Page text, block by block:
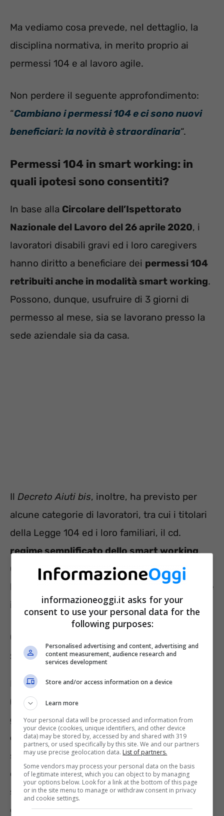
Ma vediamo cosa prevede, nel dettaglio, la
disciplina normativa, in merito proprio ai
permessi 104 e al lavoro agile.
Non perdere il seguente approfondimento:
“Cambiano i permessi 104 e ci sono nuovi
beneficiari: la novità è straordinaria“.
Permessi 104 in smart working: in
quali ipotesi sono consentiti?
In base alla Circolare dell’Ispettorato
Nazionale del Lavoro del 26 aprile 2020, i
lavoratori disabili gravi ed i loro caregivers
hanno diritto a beneficiare dei permessi 104
retribuiti anche in modalità smart working.
Possono, dunque, usufruire di 3 giorni di
permesso al mese, sia se lavorano presso la
sede aziendale sia da casa.
Il Decreto Aiuti bis, inoltre, ha previsto per
alcune categorie di lavoratori, tra cui i titolari
della Legge 104 ed i loro familiari, il cd.
regime semplificato dello smart working.
Questo significa che tali soggetti sono
legittimati a richiedere il lavoro agile anche se
il datore di lavoro non lo prevede.
Chi ha diritto ai permessi 104 in
smart working?
La Legge 104 stabilisce che i dipendenti
(pubblici e privati) possono beneficiare di
giorni al mese di permesso retribuito e
coperto da contribuzione figurativa. Lo
scopo di tale agevolazione è quello di
consentire al dipendente di coniugare lo
svolgimento dell’attività lavorativa con le
esigenze di assistenza di un familiare disabile
informazioneoggi.it asks for your
consent to use your personal data for the
following purposes:
Personalised advertising and content, advertising and
content measurement, audience research and
services development
Store and/or access information on a device
Learn more
Your personal data will be processed and information from
your device (cookies, unique identifiers, and other device
data) may be stored by, accessed by and shared with 319
partners, or used specifically by this site. We and our partners
may use precise geolocation data. List of partners.
Some vendors may process your personal data on the basis
of legitimate interest, which you can object to by managing
your options below. Look for a link at the bottom of this page
or in the site menu to manage or withdraw consent in privacy
and cookie settings.